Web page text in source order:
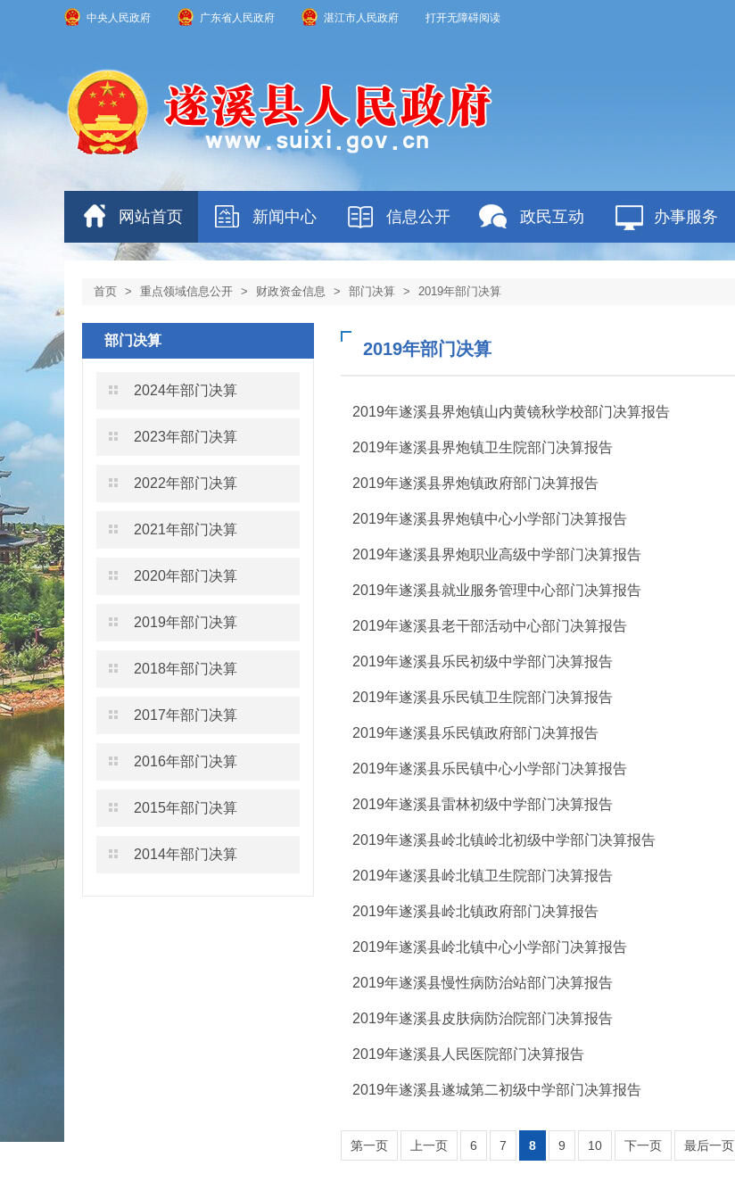
中央人民政府 广东省人民政府 湛江市人民政府 打开无障碍阅读
网站首页 新闻中心 信息公开 政民互动 办事服务
首页 > 重点领域信息公开 > 财政资金信息 > 部门决算 > 2019年部门决算
部门决算
2024年部门决算
2023年部门决算
2022年部门决算
2021年部门决算
2020年部门决算
2019年部门决算
2018年部门决算
2017年部门决算
2016年部门决算
2015年部门决算
2014年部门决算
2019年部门决算
2019年遂溪县界炮镇山内黄镜秋学校部门决算报告
2019年遂溪县界炮镇卫生院部门决算报告
2019年遂溪县界炮镇政府部门决算报告
2019年遂溪县界炮镇中心小学部门决算报告
2019年遂溪县界炮职业高级中学部门决算报告
2019年遂溪县就业服务管理中心部门决算报告
2019年遂溪县老干部活动中心部门决算报告
2019年遂溪县乐民初级中学部门决算报告
2019年遂溪县乐民镇卫生院部门决算报告
2019年遂溪县乐民镇政府部门决算报告
2019年遂溪县乐民镇中心小学部门决算报告
2019年遂溪县雷林初级中学部门决算报告
2019年遂溪县岭北镇岭北初级中学部门决算报告
2019年遂溪县岭北镇卫生院部门决算报告
2019年遂溪县岭北镇政府部门决算报告
2019年遂溪县岭北镇中心小学部门决算报告
2019年遂溪县慢性病防治站部门决算报告
2019年遂溪县皮肤病防治院部门决算报告
2019年遂溪县人民医院部门决算报告
2019年遂溪县遂城第二初级中学部门决算报告
第一页 上一页 6 7 8 9 10 下一页 最后一页